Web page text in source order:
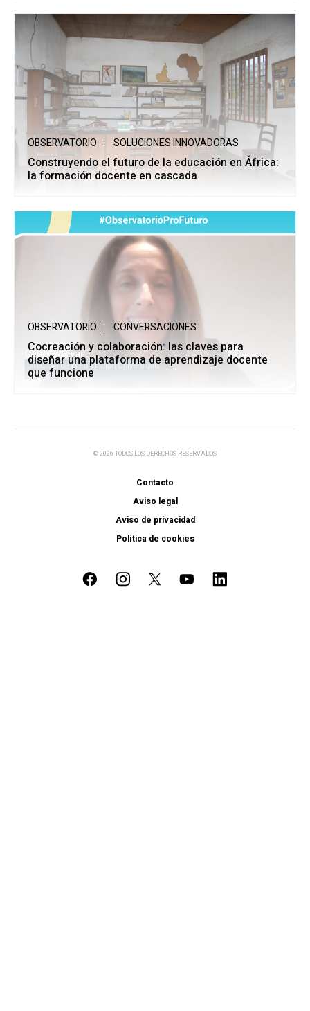
OBSERVATORIO SOLUCIONES INNOVADORAS
Construyendo el futuro de la educación en África:
la formación docente en cascada
OBSERVATORIO CONVERSACIONES
Cocreación y colaboración: las claves para
diseñar una plataforma de aprendizaje docente
que funcione
© 2026 TODOS LOS DERECHOS RESERVADOS
Contacto
Aviso legal
Aviso de privacidad
Política de cookies